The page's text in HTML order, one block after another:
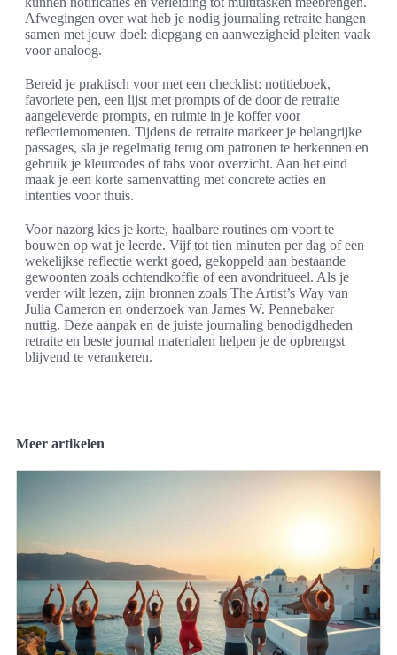
Afwegingen over wat heb je nodig journaling retraite hangen
samen met jouw doel: diepgang en aanwezigheid pleiten vaak
voor analoog.
Bereid je praktisch voor met een checklist: notitieboek,
favoriete pen, een lijst met prompts of de door de retraite
aangeleverde prompts, en ruimte in je koffer voor
reflectiemomenten. Tijdens de retraite markeer je belangrijke
passages, sla je regelmatig terug om patronen te herkennen en
gebruik je kleurcodes of tabs voor overzicht. Aan het eind
maak je een korte samenvatting met concrete acties en
intenties voor thuis.
Voor nazorg kies je korte, haalbare routines om voort te
bouwen op wat je leerde. Vijf tot tien minuten per dag of een
wekelijkse reflectie werkt goed, gekoppeld aan bestaande
gewoonten zoals ochtendkoffie of een avondritueel. Als je
verder wilt lezen, zijn bronnen zoals The Artist’s Way van
Julia Cameron en onderzoek van James W. Pennebaker
nuttig. Deze aanpak en de juiste journaling benodigdheden
retraite en beste journal materialen helpen je de opbrengst
blijvend te verankeren.
Meer artikelen